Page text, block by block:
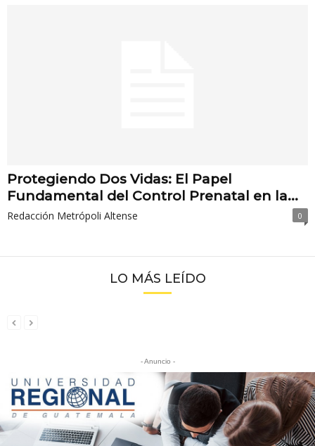
Protegiendo Dos Vidas: El Papel
Fundamental del Control Prenatal en la...
Redacción Metrópoli Altense 0
LO MÁS LEÍDO
- Anuncio -